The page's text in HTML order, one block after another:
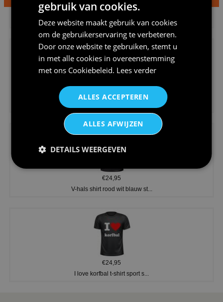
€24,95
Dames v hals t-shirt prinses v...
€24,95
€24,95
V-hals shirt rood wit blauw st...
€24,95
I love korfbal t-shirt sport s...
gebruik van cookies.
Deze website maakt gebruik van cookies
om de gebruikerservaring te verbeteren.
Door onze website te gebruiken, stemt u
in met alle cookies in overeenstemming
met ons Cookiebeleid. Lees verder
ALLES ACCEPTEREN
ALLES AFWIJZEN
DETAILS WEERGEVEN